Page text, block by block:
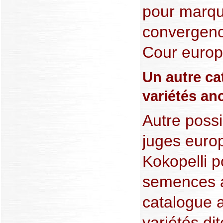
pour
Cour
Un autre
variétés
Autre
juges
Kokopelli
semences
catalogue